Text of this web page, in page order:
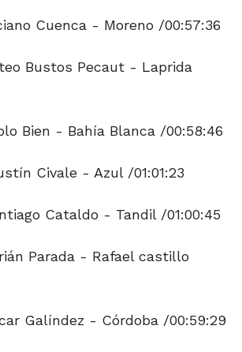
Cuenca - Moreno /00:57:36
Bustos Pecaut - Laprida
Bien - Bahía Blanca /00:58:46
Civale - Azul /01:01:23
Cataldo - Tandil /01:00:45
Parada - Rafael castillo
Galíndez - Córdoba /00:59:29